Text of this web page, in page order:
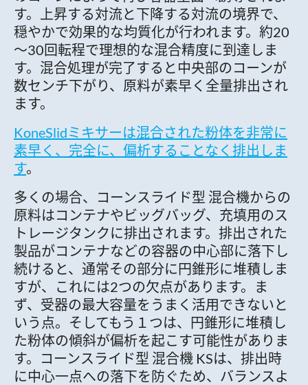
す。上昇する対流と下降する対流の境界で、
穏やかで効果的な均質化が行われます。約20
～30回転程で理想的な混合精度に到達しま
す。混合処理が完了すると中央部のコーンが
数センチ下がり、原料が素早く全量排出され
ます。
KoneSlidミキサーは混合された粉体を非常に
素早く、完全に、偏析することなく排出しま
す。
多くの場合、コーンスライド型 混合機からの
原料はコンテナやビッグバッグ、充填用のス
トレージタンクに排出されます。排出された
製品がコンテナなどの容器の中心部に落下し
続けると、通常その部分に円錐形に堆積しま
すが、これには2つの欠点があります。ま
ず、受器の最大容量をうまく活用できないと
いう点。そしてもう１つは、円錐形に堆積し
た粉体の傾斜が偏析を起こす可能性がありま
す。コーンスライド型 混合機 KSは、排出時
に中心一点への落下を防ぐため、バランスよ